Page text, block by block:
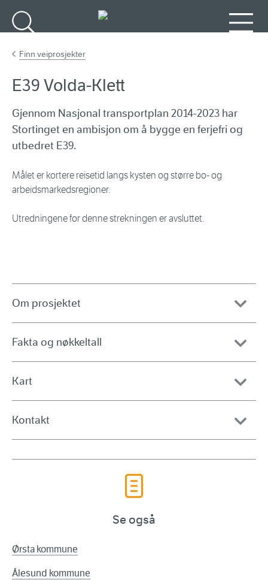
Finn veiprosjekter
E39 Volda-Klett
Gjennom Nasjonal transportplan 2014-2023 har
Stortinget en ambisjon om å bygge en ferjefri og
utbedret E39.
Målet er kortere reisetid langs kysten og større bo- og
arbeidsmarkedsregioner.
Utredningene for denne strekningen er avsluttet.
Om prosjektet
Fakta og nøkkeltall
Kart
Kontakt
Se også
Ørsta kommune
Ålesund kommune